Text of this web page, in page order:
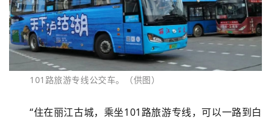
101路旅游专线公交车。（供图）
“住在丽江古城，乘坐101路旅游专线，可以一路到白